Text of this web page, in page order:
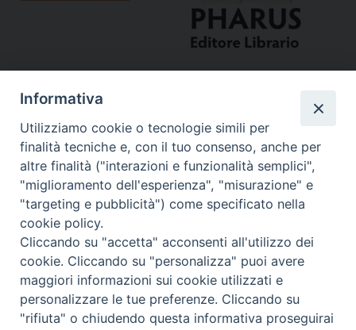
Curia
Via del Seminario, 61 - 57122 Livorno LI
Tel. 0586 276211
Fax 0586 276243
segreve@livorno.chiesacattolica.it
Informativa
Utilizziamo cookie o tecnologie simili per
finalità tecniche e, con il tuo consenso, anche per
altre finalità ("interazioni e funzionalità semplici",
"miglioramento dell'esperienza", "misurazione" e
"targeting e pubblicità") come specificato nella
cookie policy.
Cliccando su "accetta" acconsenti all'utilizzo dei
cookie. Cliccando su "personalizza" puoi avere
maggiori informazioni sui cookie utilizzati e
personalizzare le tue preferenze. Cliccando su
"rifiuta" o chiudendo questa informativa proseguirai